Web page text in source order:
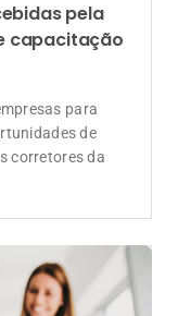
pela
capacitação
para
de
corretores da